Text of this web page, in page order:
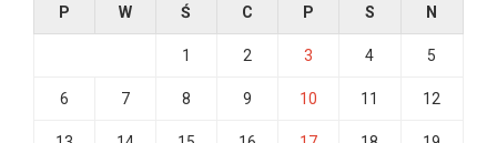
P W Ś C P S N
1 2 3 4 5
6 7 8 9 10 11 12